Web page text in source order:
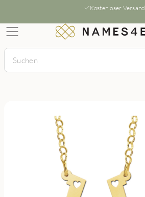
Kostenloser Versand